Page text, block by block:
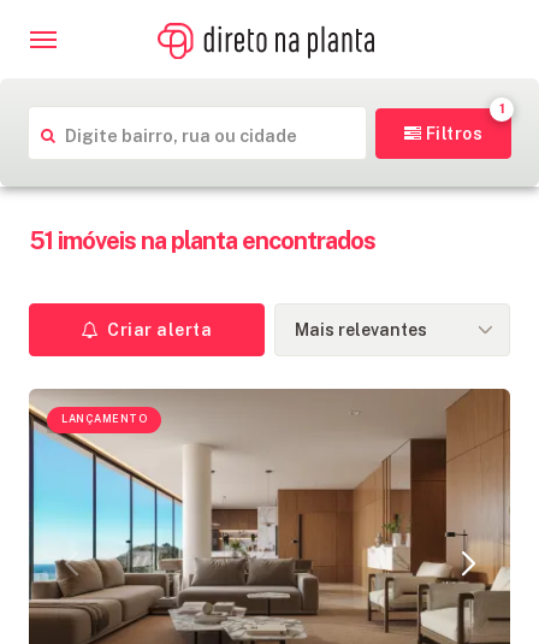
PLANTA
FINANCIAMENTO
BLOG
ANUNCIE
Localização
Filtros
1
51 imóveis na planta encontrados
Criar alerta
LANÇAMENTO